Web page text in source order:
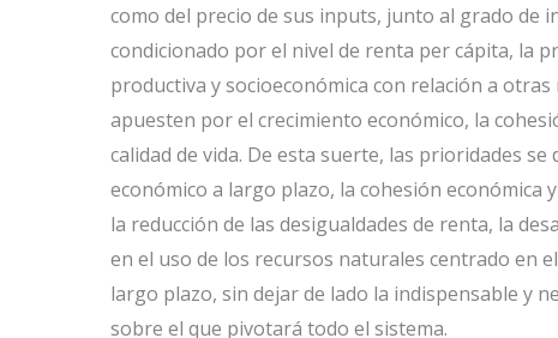
como del precio de sus inputs, junto al grado de
condicionado por el nivel de renta per cápita, la
productiva y socioeconómica con relación a
apuesten por el crecimiento económico, la
calidad de vida. De esta suerte, las prioridades
económico a largo plazo, la cohesión
la reducción de las desigualdades de renta, la
en el uso de los recursos naturales centrado en
largo plazo, sin dejar de lado la indispensable y
sobre el que pivotará todo el sistema.